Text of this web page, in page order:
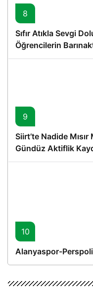
8
Sıfır Atıkla Sevgi
Öğrencilerin
Proje
9
Siirt’te Nadide
Gündüz Aktiflik
10
Alanyaspor-